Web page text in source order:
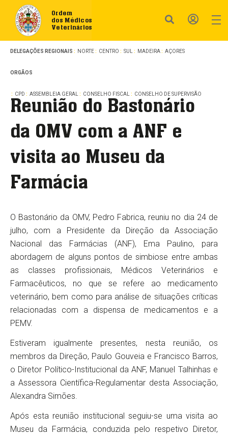
Ordem
dos Médicos
Veterinários
DELEGAÇÕES REGIONAIS NORTE CENTRO SUL MADEIRA AÇORES
ORGÃOS
CPD ASSEMBLEIA GERAL CONSELHO FISCAL CONSELHO DE SUPERVISÃO
Reunião do Bastonário
da OMV com a ANF e
visita ao Museu da
Farmácia
O Bastonário da OMV, Pedro Fabrica, reuniu no dia 24 de
julho, com a Presidente da Direção da Associação
Nacional das Farmácias (ANF), Ema Paulino, para
abordagem de alguns pontos de simbiose entre ambas
as classes profissionais, Médicos Veterinários e
Farmacêuticos, no que se refere ao medicamento
veterinário, bem como para análise de situações críticas
relacionadas com a dispensa de medicamentos e a
PEMV.
Estiveram igualmente presentes, nesta reunião, os
membros da Direção, Paulo Gouveia e Francisco Barros,
o Diretor Político-Institucional da ANF, Manuel Talhinhas e
a Assessora Científica-Regulamentar desta Associação,
Alexandra Simões.
Após esta reunião institucional seguiu-se uma visita ao
Museu da Farmácia, conduzida pelo respetivo Diretor,